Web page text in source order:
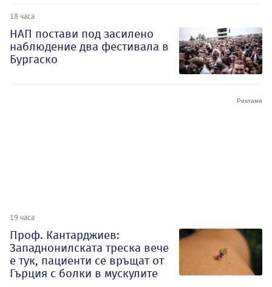
18 часа
НАП постави под засилено
наблюдение два фестивала в
Бургаско
19 часа
Проф. Кантарджиев:
Западнонилската треска вече
е тук, пациенти се връщат от
Гърция с болки в мускулите